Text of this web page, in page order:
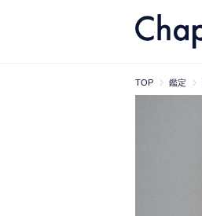
TOP 鑑定